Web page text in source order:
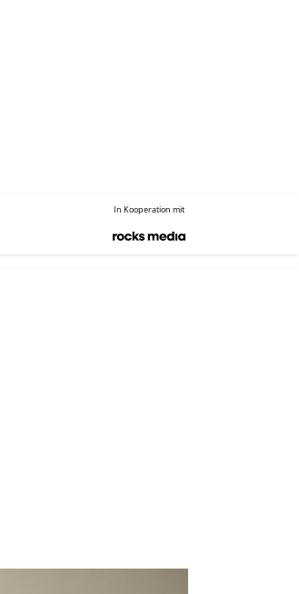
In Kooperation mit